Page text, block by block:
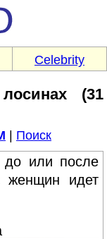
Celebrity
(31
Поиск
до или после
женщин идет